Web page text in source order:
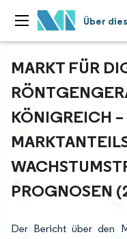
Über
MARKT FÜR
KÖNIGREICH –
ROGNOSEN
Der Bericht über den